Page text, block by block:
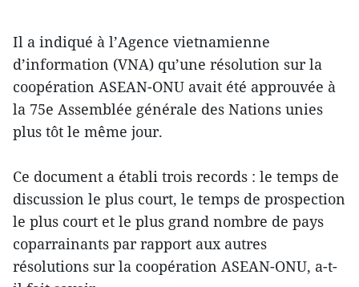
Il a indiqué à l’Agence vietnamienne
d’information (VNA) qu’une résolution sur la
coopération ASEAN-ONU avait été approuvée à
la 75e Assemblée générale des Nations unies
plus tôt le même jour.
Ce document a établi trois records : le temps de
discussion le plus court, le temps de prospection
le plus court et le plus grand nombre de pays
coparrainants par rapport aux autres
résolutions sur la coopération ASEAN-ONU, a-t-